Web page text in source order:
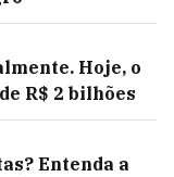
Hoje, o
R$ 2 bilhões
Entenda a